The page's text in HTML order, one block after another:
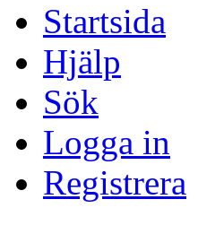
Startsida
Hjälp
Sök
Logga in
Registrera